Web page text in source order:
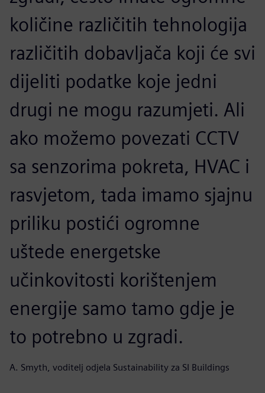
količine različitih tehnologija
različitih dobavljača koji će svi
dijeliti podatke koje jedni
drugi ne mogu razumjeti. Ali
ako možemo povezati CCTV
sa senzorima pokreta, HVAC i
rasvjetom, tada imamo sjajnu
priliku postići ogromne
uštede energetske
učinkovitosti korištenjem
energije samo tamo gdje je
to potrebno u zgradi.
A. Smyth, voditelj odjela Sustainability za SI Buildings